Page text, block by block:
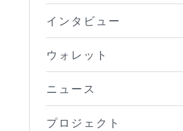
インタビュー
ウォレット
ニュース
プロジェクト